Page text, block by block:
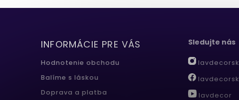
INFORMÁCIE PRE VÁS
Hodnotenie obchodu
Balíme s láskou
Doprava a platba
Sledujte nás
lavdecorsk
lavdecorsk
lavdecor